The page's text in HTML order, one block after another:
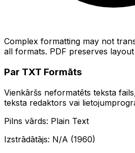
Complex formatting may not
all formats. PDF preserves
Par TXT Formāts
Vienkāršs neformatēts teksta
teksta redaktors vai
Pilns vārds: Plain Text
Izstrādātājs: N/A (1960)